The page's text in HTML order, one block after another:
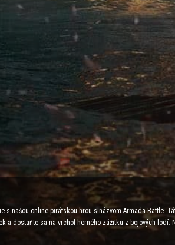
našou online pirátskou hrou s názvom Armada Battle.
dostaňte sa na vrchol herného zážitku z bojových